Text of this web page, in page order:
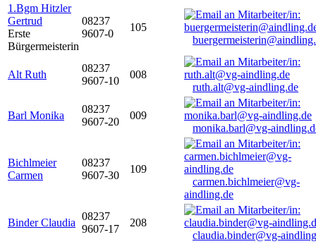
1.Bgm Hitzler
Gertrud
Erste
Bürgermeisterin
08237
9607-0
105
Alt Ruth
08237
9607-10
008
ruth.alt@vg-aindling.de
Barl Monika
08237
9607-20
009
monika.barl@vg-
Bichlmeier
Carmen
08237
9607-30
109
carmen.bichlmeier@vg-
aindling.de
Binder Claudia
08237
9607-17
208
claudia.binder@vg-